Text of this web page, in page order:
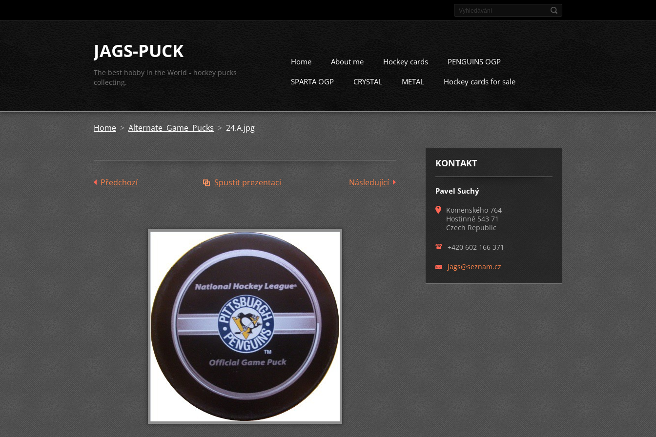
JAGS-PUCK
The best hobby in the World - hockey pucks
collecting.
Home About me Hockey cards PENGUINS OGP
SPARTA OGP CRYSTAL METAL Hockey cards for sale
Home >Alternate Game Pucks >24.A.jpg
Předchozí Spustit prezentaci Následující
KONTAKT
Pavel Suchý
Komenského 764
Hostinné 543 71
Czech Republic
+420 602 166 371
jags@seznam.cz